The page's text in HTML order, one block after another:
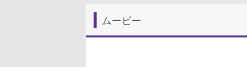
ムービー